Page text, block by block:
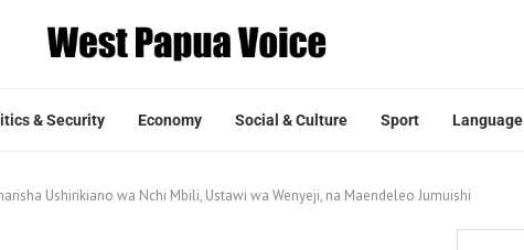
& Security Economy Social & Culture Sport Language
Ushirikiano wa Nchi Mbili, Ustawi wa Wenyeji, na Maendeleo Jumuishi